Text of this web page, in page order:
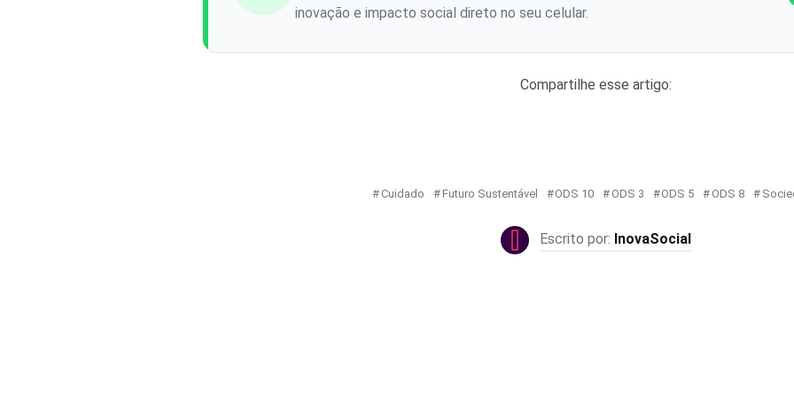
inovação e impacto social direto no seu celular.
Compartilhe esse artigo:
Cuidado Futuro Sustentável ODS 10 ODS 3 ODS 5 ODS 8
InovaSocial